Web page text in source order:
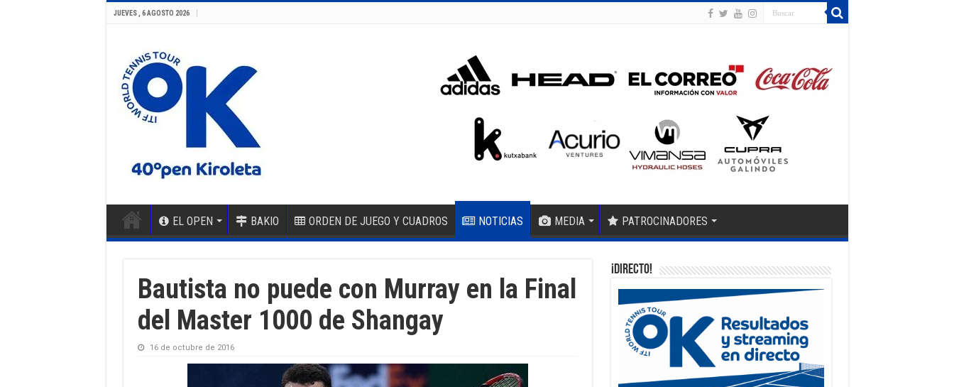
JUEVES , 6 AGOSTO 2026
EL OPEN BAKIO ORDEN DE JUEGO Y CUADROS NOTICIAS MEDIA PATROCINADORES
Bautista no puede con Murray en la Final
del Master 1000 de Shangay
16 de octubre de 2016
¡DIRECTO!